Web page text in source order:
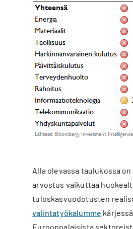
Alla olevassa taulukossa
arvostus vaikuttaa
tuloskasvuodotusten
valintatyökalumme
Eurooppalaisista